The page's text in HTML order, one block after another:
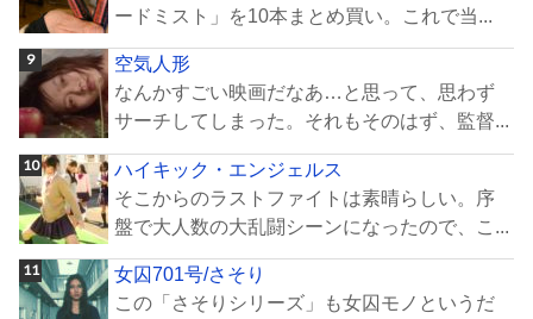
ードミスト」を10本まとめ買い。これで当...
空気人形
なんかすごい映画だなあ…と思って、思わず
サーチしてしまった。それもそのはず、監督...
ハイキック・エンジェルス
そこからのラストファイトは素晴らしい。序
盤で大人数の大乱闘シーンになったので、こ...
女囚701号/さそり
この「さそりシリーズ」も女囚モノというだ